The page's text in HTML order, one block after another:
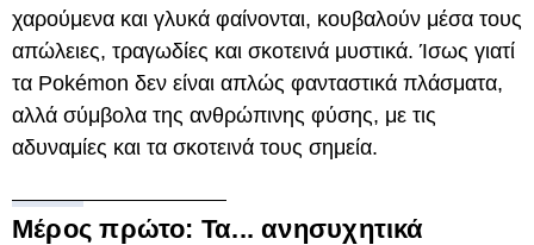
χαρούμενα και γλυκά φαίνονται, κουβαλούν μέσα τους
απώλειες, τραγωδίες και σκοτεινά μυστικά. Ίσως γιατί
τα Pokémon δεν είναι απλώς φανταστικά πλάσματα,
αλλά σύμβολα της ανθρώπινης φύσης, με τις
αδυναμίες και τα σκοτεινά τους σημεία.
Μέρος πρώτο: Τα... ανησυχητικά